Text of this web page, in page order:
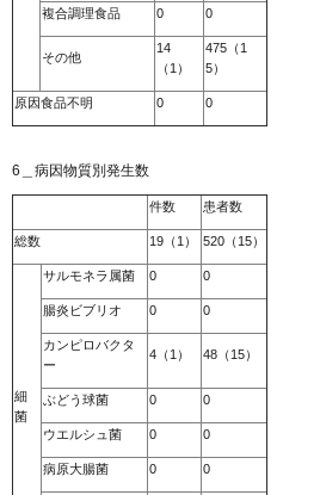
複合調理食品 0 0
その他
14
（1）
475（1
5）
原因食品不明 0 0
6＿病因物質別発生数
件数 患者数
総数 19（1） 520（15）
細
菌
サルモネラ属菌 0 0
腸炎ビブリオ 0 0
カンピロバクタ
ー
4（1） 48（15）
ぶどう球菌 0 0
ウエルシュ菌 0 0
病原大腸菌 0 0